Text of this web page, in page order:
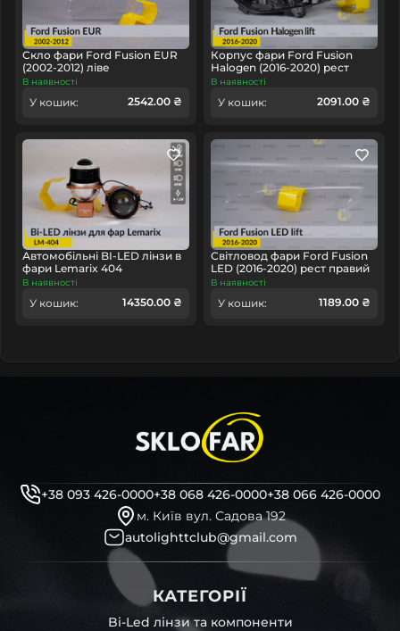
головне у будь-якому куточку країни.
Скло фари Ford Fusion EUR
(2002-2012) ліве
В наявності
У кошик: 2542.00 ₴
Корпус фари Ford Fusion
Halogen (2016-2020) рест
лівий
В наявності
У кошик: 2091.00 ₴
Автомобільні BI-LED лінзи в
фари Lemarix 404
В наявності
У кошик: 14350.00 ₴
Світловод фари Ford Fusion
LED (2016-2020) рест правий
В наявності
У кошик: 1189.00 ₴
+38 093 426-0000+38 068 426-0000+38 066 426-0000
м. Київ вул. Садова 192
autolighttclub@gmail.com
КАТЕГОРІЇ
Bi-Led лінзи та компоненти